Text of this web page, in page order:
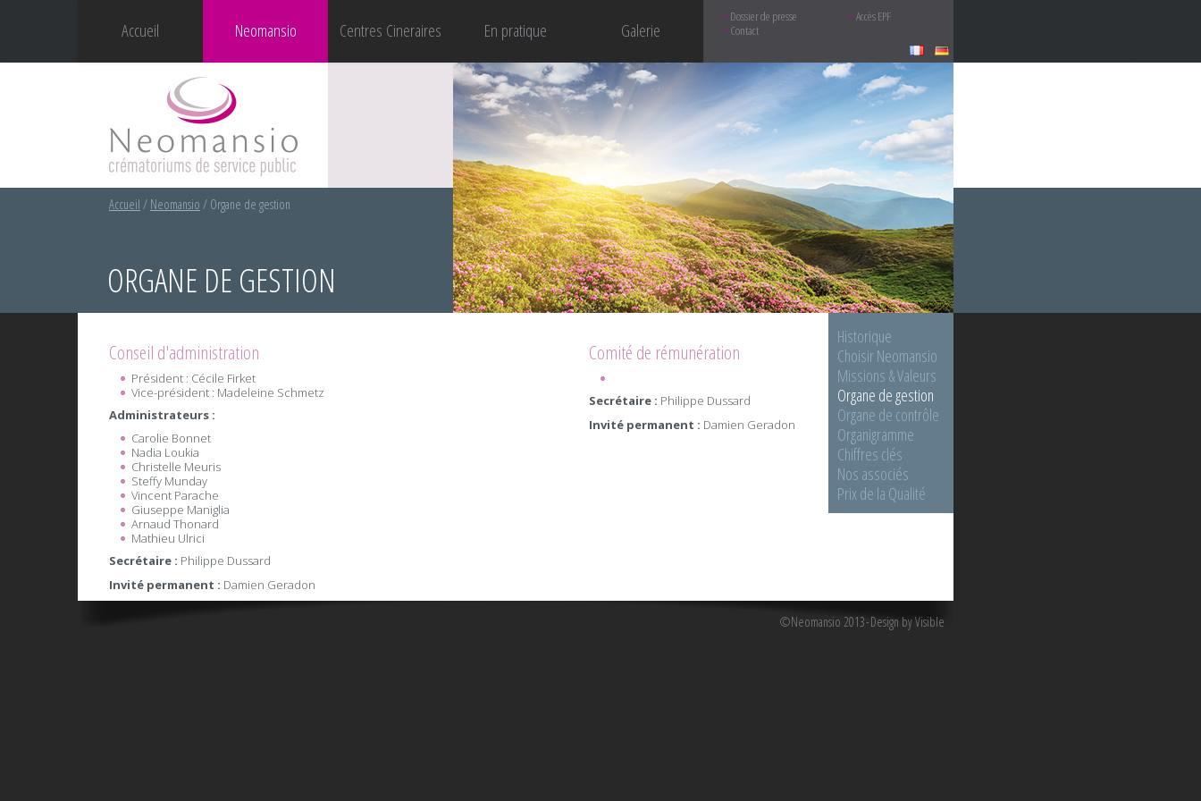
Accueil Neomansio Centres Cineraires En pratique Galerie
Dossier de presse
Accès EPF
Contact
Accueil / Neomansio / Organe de gestion
ORGANE DE GESTION
Conseil d'administration
Président : Cécile Firket
Vice-président : Madeleine Schmetz
Administrateurs :
Carolie Bonnet
Nadia Loukia
Christelle Meuris
Steffy Munday
Vincent Parache
Giuseppe Maniglia
Arnaud Thonard
Mathieu Ulrici
Secrétaire : Philippe Dussard
Invité permanent : Damien Geradon
Comité de rémunération
Secrétaire : Philippe Dussard
Invité permanent : Damien Geradon
Historique
Choisir Neomansio
Missions & Valeurs
Organe de gestion
Organe de contrôle
Organigramme
Chiffres clés
Nos associés
Prix de la Qualité
©Neomansio 2013 Design by Visible